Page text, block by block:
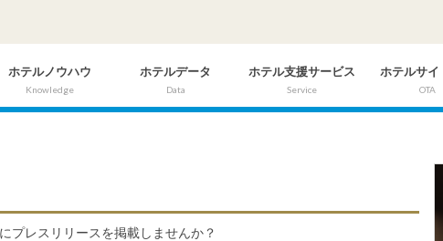
ホテルノウハウ
Knowledge
ホテルデータ
Data
ホテル支援サービス
Service
ホテルサイ
OTA
プレスリリースを掲載しませんか？